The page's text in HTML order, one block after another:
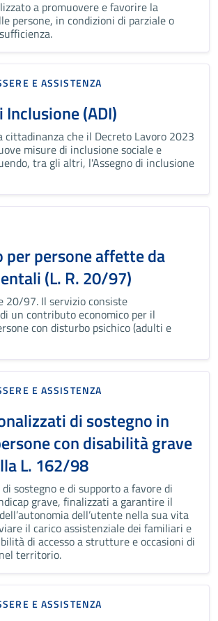
a promuovere e favorire la
persone, in condizioni di parziale o
E ASSISTENZA
Inclusione (ADI)
cittadinanza che il Decreto Lavoro 2023
misure di inclusione sociale e
tra gli altri, l'Assegno di inclusione
persone affette da
(L. R. 20/97)
20/97. Il servizio consiste
un contributo economico per il
con disturbo psichico (adulti e
E ASSISTENZA
di sostegno in
con disabilità grave
L. 162/98
sostegno e di supporto a favore di
grave, finalizzati a garantire il
dell’utente nella sua vita
il carico assistenziale dei familiari e
di accesso a strutture e occasioni di
territorio.
E ASSISTENZA